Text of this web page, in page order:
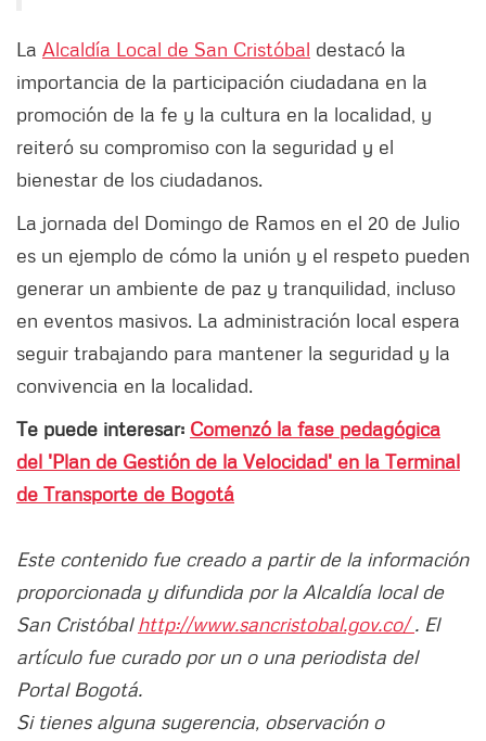
La Alcaldía Local de San Cristóbal destacó la
importancia de la participación ciudadana en la
promoción de la fe y la cultura en la localidad, y
reiteró su compromiso con la seguridad y el
bienestar de los ciudadanos.
La jornada del Domingo de Ramos en el 20 de Julio
es un ejemplo de cómo la unión y el respeto pueden
generar un ambiente de paz y tranquilidad, incluso
en eventos masivos. La administración local espera
seguir trabajando para mantener la seguridad y la
convivencia en la localidad.
Te puede interesar: Comenzó la fase pedagógica
del 'Plan de Gestión de la Velocidad' en la Terminal
de Transporte de Bogotá
Este contenido fue creado a partir de la información
proporcionada y difundida por la Alcaldía local de
San Cristóbalhttp://www.sancristobal.gov.co/. El
artículo fue curado por un o una periodista del
Portal Bogotá.
Si tienes alguna sugerencia, observación o